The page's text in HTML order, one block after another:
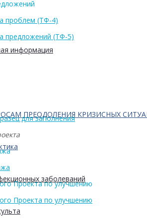
информация
ПРЕОДОЛЕНИЯ КРИЗИСНЫХ
заболеваний
проблем (ТФ-4)
предложений (ТФ-5)
для заполнения
Проекта по улучшению
Проекта по улучшению